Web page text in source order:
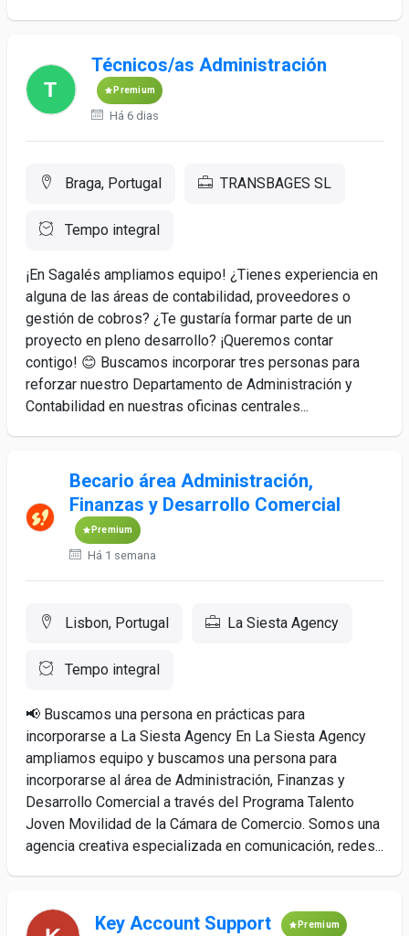
Técnicos/as Administración
Premium
Há 6 dias
Braga, Portugal TRANSBAGES SL
Tempo integral
¡En Sagalés ampliamos equipo! ¿Tienes experiencia en
alguna de las áreas de contabilidad, proveedores o
gestión de cobros? ¿Te gustaría formar parte de un
proyecto en pleno desarrollo? ¡Queremos contar
contigo! 😊 Buscamos incorporar tres personas para
reforzar nuestro Departamento de Administración y
Contabilidad en nuestras oficinas centrales...
Becario área Administración,
Finanzas y Desarrollo Comercial
Premium
Há 1 semana
Lisbon, Portugal La Siesta Agency
Tempo integral
📢 Buscamos una persona en prácticas para
incorporarse a La Siesta Agency En La Siesta Agency
ampliamos equipo y buscamos una persona para
incorporarse al área de Administración, Finanzas y
Desarrollo Comercial a través del Programa Talento
Joven Movilidad de la Cámara de Comercio. Somos una
agencia creativa especializada en comunicación, redes...
Key Account Support Premium